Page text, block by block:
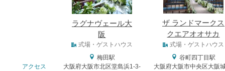
ラグナヴェール大
阪
ザ ランドマークス
クエアオオサカ
式場・ゲストハウス 式場・ゲストハウス
アクセス
梅田駅
大阪府大阪市北区堂島浜1-3-
谷町四丁目駅
大阪府大阪市中央区大阪